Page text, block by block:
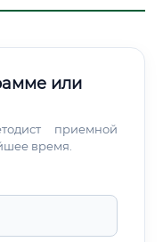
или
приемной
время.